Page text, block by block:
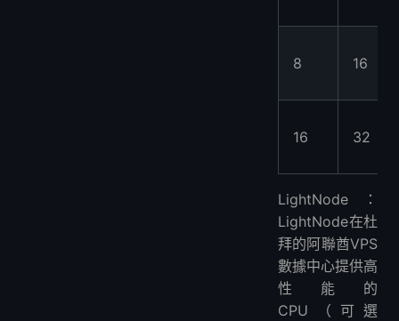
8 16
16 32
LightNode：
LightNode在杜
拜的阿聯酋VPS
數據中心提供高
性能的
CPU（可選